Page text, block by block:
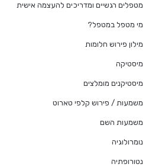
מטפלים רגשיים ומדריכים להעצמה אישית
מי מטפל במטפל?
מילון פירוש חלומות
מיסטיקה
מיסטיקנים מומלצים
משמעות / פירוש קלפי טארוט
משמעות השם
נומרולוגיה
נטורופתיה